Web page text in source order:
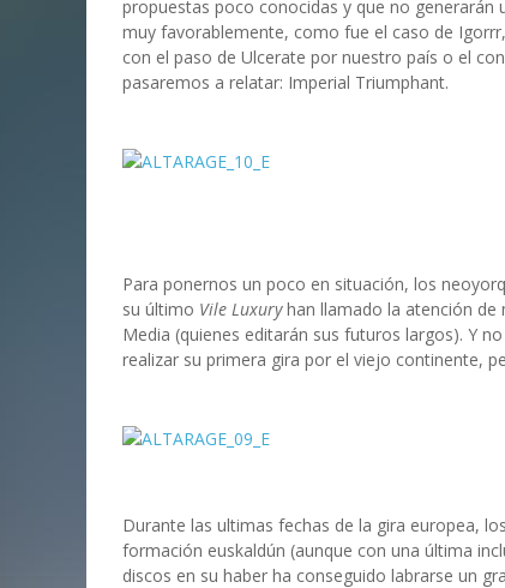
propuestas poco conocidas y que no generarán
muy favorablemente, como fue el caso de
con el paso de Ulcerate por nuestro país o el
pasaremos a relatar: Imperial Triumphant.
Para ponernos un poco en situación, los
su último Vile Luxuryhan llamado la atención de
Media (quienes editarán sus futuros largos). Y
realizar su primera gira por el viejo continente,
Durante las ultimas fechas de la gira europea,
formación euskaldún (aunque con una última
discos en su haber ha conseguido labrarse un